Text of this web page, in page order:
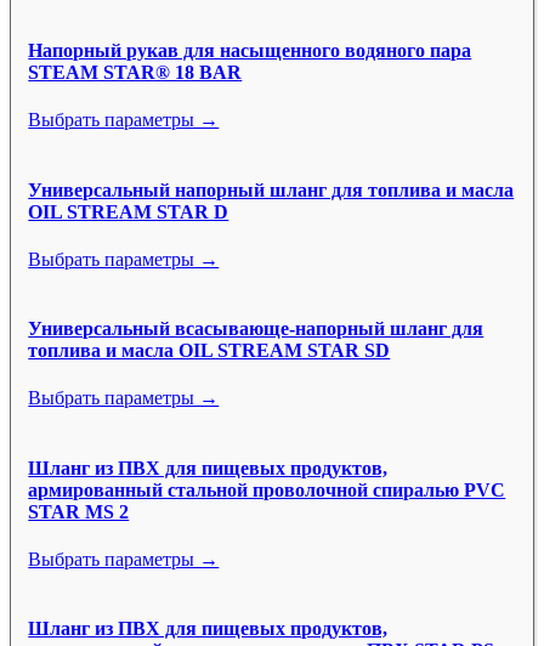
Напорный рукав для насыщенного водяного пара
STEAM STAR® 18 BAR
Выбрать параметры →
Универсальный напорный шланг для топлива и масла
OIL STREAM STAR D
Выбрать параметры →
Универсальный всасывающе-напорный шланг для
топлива и масла OIL STREAM STAR SD
Выбрать параметры →
Шланг из ПВХ для пищевых продуктов,
армированный стальной проволочной спиралью PVC
STAR MS 2
Выбрать параметры →
Шланг из ПВХ для пищевых продуктов,